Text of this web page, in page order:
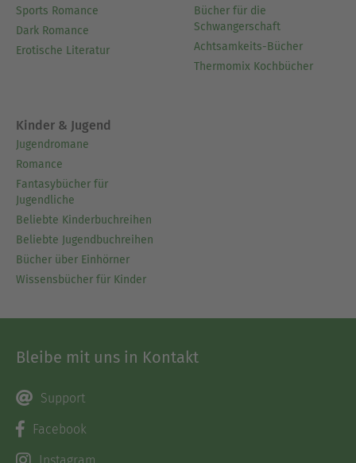
Sports Romance
Dark Romance
Erotische Literatur
Bücher für die
Schwangerschaft
Achtsamkeits-Bücher
Thermomix Kochbücher
Kinder & Jugend
Jugendromane
Romance
Fantasybücher für
Jugendliche
Beliebte Kinderbuchreihen
Beliebte Jugendbuchreihen
Bücher über Einhörner
Wissensbücher für Kinder
Bleibe mit uns in Kontakt
Support
Facebook
Instagram